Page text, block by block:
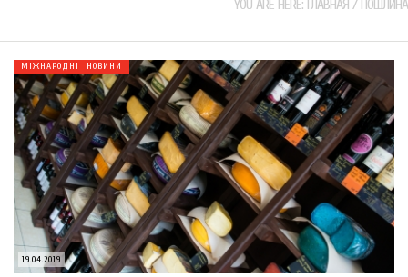
YOU ARE HERE: ГЛАВНАЯ / ПОШЛИНА
19.04.2019
МІЖНАРОДНІ НОВИНИ